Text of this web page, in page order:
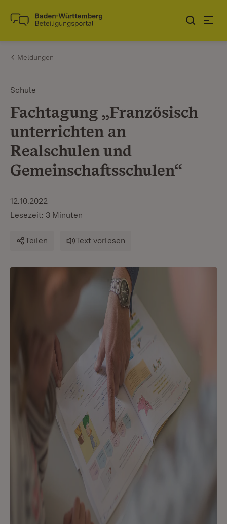
Zum Inhalt springen
Link zur Startseite
Meldungen
Schule
Fachtagung „Französisch
unterrichten an
Realschulen und
Gemeinschaftsschulen“
12.10.2022
Lesezeit: 3 Minuten
Teilen Text vorlesen